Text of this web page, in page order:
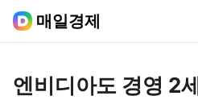
매일경제
엔비디아도 경영 2